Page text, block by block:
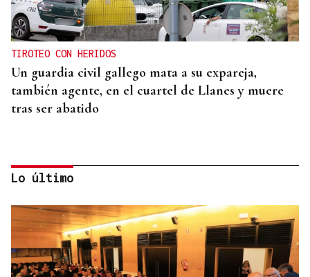
TIROTEO CON HERIDOS
Un guardia civil gallego mata a su expareja,
también agente, en el cuartel de Llanes y muere
tras ser abatido
Lo último